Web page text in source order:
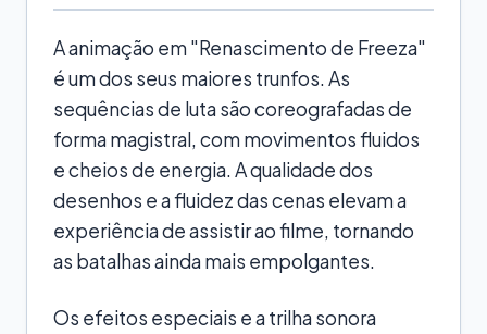
A animação em "Renascimento de Freeza"
é um dos seus maiores trunfos. As
sequências de luta são coreografadas de
forma magistral, com movimentos fluidos
e cheios de energia. A qualidade dos
desenhos e a fluidez das cenas elevam a
experiência de assistir ao filme, tornando
as batalhas ainda mais empolgantes.
Os efeitos especiais e a trilha sonora